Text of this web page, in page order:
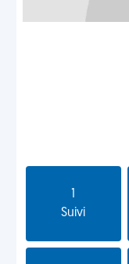
Suivi